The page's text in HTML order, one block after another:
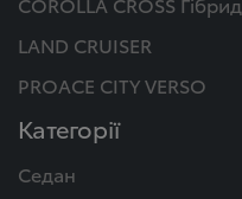
LAND CRUISER
PROACE CITY VERSO
Категорії
Седан